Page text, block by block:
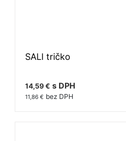
SALI tričko
14,59 € s DPH
11,86 € bez DPH